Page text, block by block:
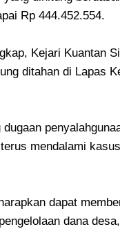
Rp 444.452.554.
Kejari Kuantan
ditahan di Lapas
mendalami
dapat
dana